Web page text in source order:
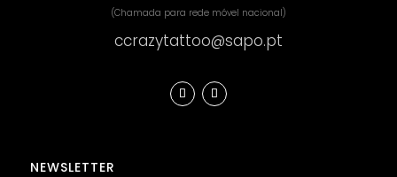
(Chamada para rede móvel nacional)
ccrazytattoo@sapo.pt
NEWSLETTER